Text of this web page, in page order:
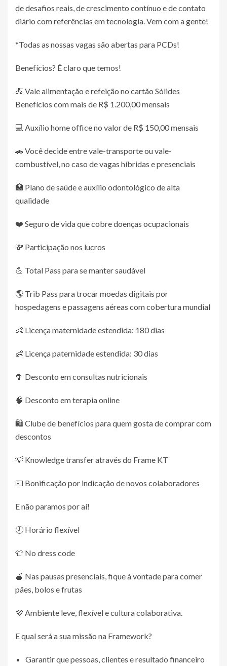
de desafios reais, de crescimento contínuo e de contato
diário com referências em tecnologia. Vem com a gente!
*Todas as nossas vagas são abertas para PCDs!
Benefícios? É claro que temos!
🍝 Vale alimentação e refeição no cartão Sólides
Benefícios com mais de R$ 1.200,00 mensais
💻 Auxílio home office no valor de R$ 150,00 mensais
🚗 Você decide entre vale-transporte ou vale-
combustível, no caso de vagas híbridas e presenciais
🏥 Plano de saúde e auxílio odontológico de alta
qualidade
❤️ Seguro de vida que cobre doenças ocupacionais
💸 Participação nos lucros
💪 Total Pass para se manter saudável
🌎 Trib Pass para trocar moedas digitais por
hospedagens e passagens aéreas com cobertura mundial
👶 Licença maternidade estendida: 180 dias
👶 Licença paternidade estendida: 30 dias
🥦 Desconto em consultas nutricionais
🧠 Desconto em terapia online
🛍️ Clube de benefícios para quem gosta de comprar com
descontos
💡 Knowledge transfer através do Frame KT
💵 Bonificação por indicação de novos colaboradores
E não paramos por aí!
🕗 Horário flexível
👕 No dress code
🍎 Nas pausas presenciais, fique à vontade para comer
pães, bolos e frutas
💜 Ambiente leve, flexível e cultura colaborativa.
E qual será a sua missão na Framework?
Garantir que pessoas, clientes e resultado financeiro